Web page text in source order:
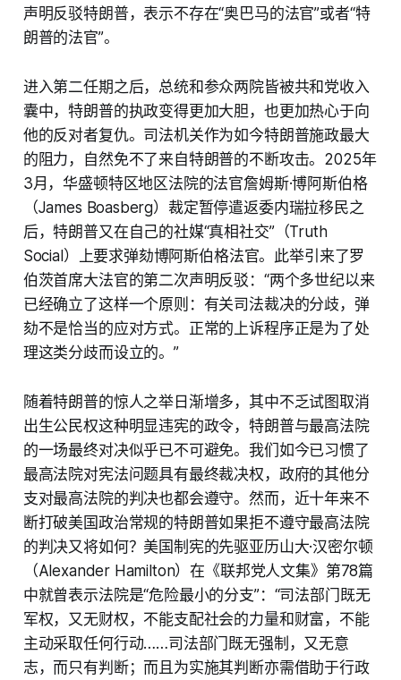
声明反驳特朗普，表示不存在“奥巴马的法官”或者“特
朗普的法官”。
进入第二任期之后，总统和参众两院皆被共和党收入
囊中，特朗普的执政变得更加大胆，也更加热心于向
他的反对者复仇。司法机关作为如今特朗普施政最大
的阻力，自然免不了来自特朗普的不断攻击。2025年
3月，华盛顿特区地区法院的法官詹姆斯·博阿斯伯格
（James Boasberg）裁定暂停遣返委内瑞拉移民之
后，特朗普又在自己的社媒“真相社交”（Truth
Social）上要求弹劾博阿斯伯格法官。此举引来了罗
伯茨首席大法官的第二次声明反驳：“两个多世纪以来
已经确立了这样一个原则：有关司法裁决的分歧，弹
劾不是恰当的应对方式。正常的上诉程序正是为了处
理这类分歧而设立的。”
随着特朗普的惊人之举日渐增多，其中不乏试图取消
出生公民权这种明显违宪的政令，特朗普与最高法院
的一场最终对决似乎已不可避免。我们如今已习惯了
最高法院对宪法问题具有最终裁决权，政府的其他分
支对最高法院的判决也都会遵守。然而，近十年来不
断打破美国政治常规的特朗普如果拒不遵守最高法院
的判决又将如何？美国制宪的先驱亚历山大·汉密尔顿
（Alexander Hamilton）在《联邦党人文集》第78篇
中就曾表示法院是“危险最小的分支”：“司法部门既无
军权，又无财权，不能支配社会的力量和财富，不能
主动采取任何行动……司法部门既无强制，又无意
志，而只有判断；而且为实施其判断亦需借助于行政